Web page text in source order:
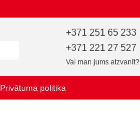
+371 251 65 233
+371 221 27 527
Vai man jums atzvanīt?
Privātuma politika